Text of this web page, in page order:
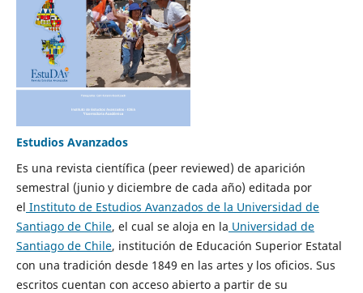
Estudios Avanzados
Es una revista científica (peer reviewed) de aparición
semestral (junio y diciembre de cada año) editada por
el Instituto de Estudios Avanzados de la Universidad de
Santiago de Chile, el cual se aloja en la Universidad de
Santiago de Chile, institución de Educación Superior Estatal
con una tradición desde 1849 en las artes y los oficios. Sus
escritos cuentan con acceso abierto a partir de su